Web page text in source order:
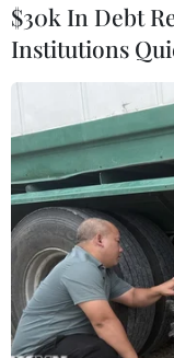
Bộ trưởng Quốc
các tuần ở London,
Theo phóng
Quốc phòng
tuyên bố từ
$30k In Debt
Institutions